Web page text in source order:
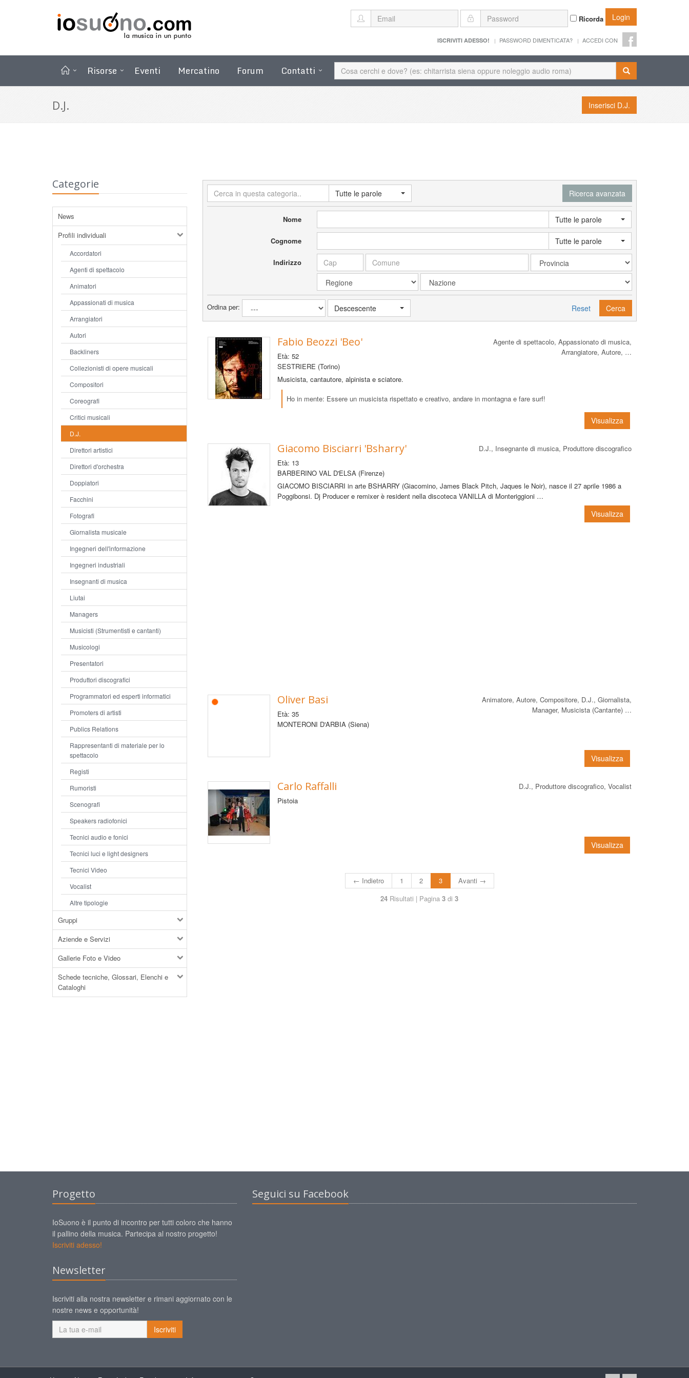
Ricorda Login
ISCRIVITI ADESSO! PASSWORD DIMENTICATA? ACCEDI CON
Risorse Eventi Mercatino Forum Contatti
D.J. Inserisci D.J.
Categorie
News
Profili individuali
Accordatori
Agenti di spettacolo
Animatori
Appassionati di musica
Arrangiatori
Autori
Backliners
Collezionisti di opere musicali
Compositori
Coreografi
Critici musicali
D.J.
Direttori artistici
Direttori d'orchestra
Doppiatori
Facchini
Fotografi
Giornalista musicale
Ingegneri dell'informazione
Ingegneri industriali
Insegnanti di musica
Liutai
Managers
Musicisti (Strumentisti e cantanti)
Musicologi
Presentatori
Produttori discografici
Programmatori ed esperti informatici
Promoters di artisti
Publics Relations
Rappresentanti di materiale per lo
spettacolo
Registi
Rumoristi
Scenografi
Speakers radiofonici
Tecnici audio e fonici
Tecnici luci e light designers
Tecnici Video
Vocalist
Altre tipologie
Gruppi
Aziende e Servizi
Gallerie Foto e Video
Schede tecniche, Glossari, Elenchi e
Cataloghi
Tutte le parole Ricerca avanzata
Nome Tutte le parole
Cognome Tutte le parole
Indirizzo
Reset Cerca
Ordina per: Descescente
Agente di spettacolo, Appassionato di musica,
Arrangiatore, Autore, …
Fabio Beozzi 'Beo'
Età: 52
SESTRIERE (Torino)
Musicista, cantautore, alpinista e sciatore.
Ho in mente: Essere un musicista rispettato e creativo, andare in montagna e fare surf!
Visualizza
D.J., Insegnante di musica, Produttore discografico
Giacomo Bisciarri 'Bsharry'
Età: 13
BARBERINO VAL D'ELSA (Firenze)
GIACOMO BISCIARRI in arte BSHARRY (Giacomino, James Black Pitch, Jaques le Noir), nasce il 27 aprile 1986 a
Poggibonsi. Dj Producer e remixer è resident nella discoteca VANILLA di Monteriggioni …
Visualizza
Animatore, Autore, Compositore, D.J., Giornalista,
Manager, Musicista (Cantante) …
Oliver Basi
Età: 35
MONTERONI D'ARBIA (Siena)
Visualizza
D.J., Produttore discografico, Vocalist
Carlo Raffalli
Pistoia
Visualizza
← Indietro 1 2 3
Avanti →
24 Risultati | Pagina3 di3
Progetto
IoSuono è il punto di incontro per tutti coloro che hanno
il pallino della musica. Partecipa al nostro progetto!
Iscriviti adesso!
Newsletter
Iscriviti alla nostra newsletter e rimani aggiornato con le
nostre news e opportunità!
Iscriviti
Seguici su Facebook